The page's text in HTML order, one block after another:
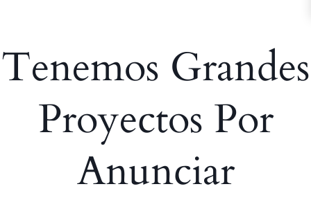
Tenemos Grandes
Proyectos Por
Anunciar